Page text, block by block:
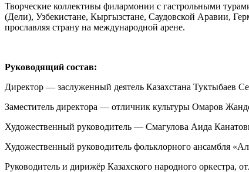
Творческие коллективы филармонии с гастрольными
(Дели), Узбекистане, Кыргызстане, Саудовской Аравии,
прославляя страну на международной арене.
Руководящий состав:
Директор — заслуженный деятель Казахстана Туктыбаев
Заместитель директора — отличник культуры Омаров
Художественный руководитель — Смагулова Аида
Художественный руководитель фольклорного ансамбля
Руководитель и дирижёр Казахского народного оркестра,